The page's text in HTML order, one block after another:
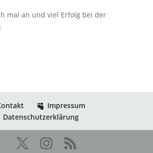
mal an und viel Erfolg bei der
Impressum
Datenschutzerklärung